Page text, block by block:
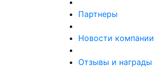
Партнеры
Новости компании
Отзывы и награды